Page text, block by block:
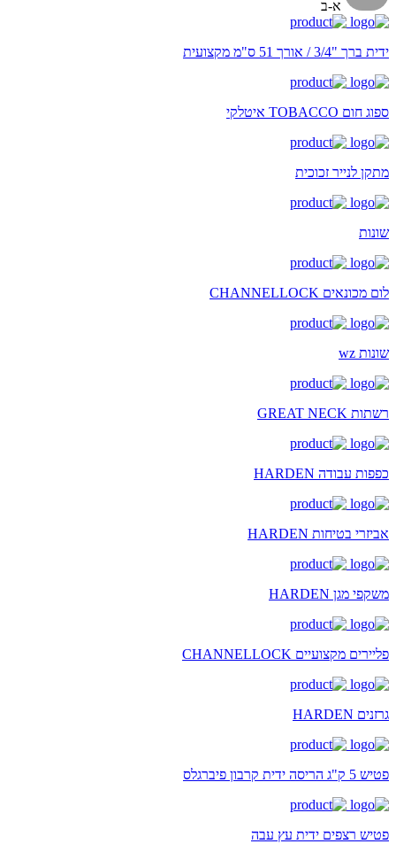
א-ב
ידית ברך "3/4 / אורך 51 ס"מ מקצועית
ספוג חום TOBACCO איטלקי
מתקן לנייר זכוכית
שונות
לום מכונאים CHANNELLOCK
שונות wz
רשתות GREAT NECK
כפפות עבודה HARDEN
אביזרי בטיחות HARDEN
משקפי מגן HARDEN
פליירים מקצועיים CHANNELLOCK
גרזנים HARDEN
פטיש 5 ק"ג הריסה ידית קרבון פיברגלס
פטיש רצפים ידית עץ עבה